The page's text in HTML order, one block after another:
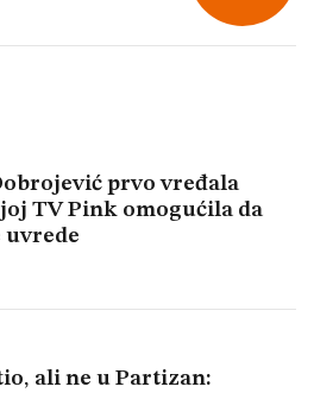
prvo vređala
joj TV Pink omogućila da
ali ne u Partizan: